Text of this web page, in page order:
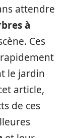
attendre
à
Ces
le jardin
article,
de ces